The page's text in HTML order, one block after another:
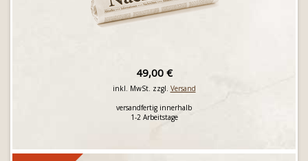
49,00 €
inkl. MwSt. zzgl. Versand
versandfertig innerhalb
1-2 Arbeitstage